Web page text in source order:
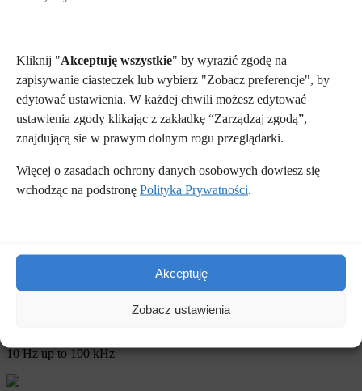
Kliknij "Akceptuję wszystkie" by wyrazić zgodę na
zapisywanie ciasteczek lub wybierz "Zobacz preferencje", by
edytować ustawienia. W każdej chwili możesz edytować
ustawienia zgody klikając z zakładkę “Zarządzaj zgodą”,
znajdującą sie w prawym dolnym rogu przeglądarki.
Więcej o zasadach ochrony danych osobowych dowiesz się
wchodząc na podstronę Polityka Prywatności.
Akceptuję
Zobacz ustawienia
Parametry techniczne
Źródło wiązki laserowej
YVO4
@ 1.064 nm, @ 532 nm
10 Hz up to 100 kHz